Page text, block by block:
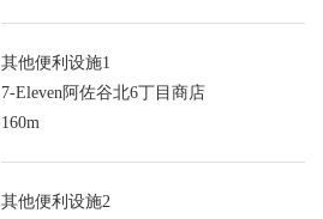
其他便利设施1
7-Eleven阿佐谷北6丁目商店
160m
其他便利设施2